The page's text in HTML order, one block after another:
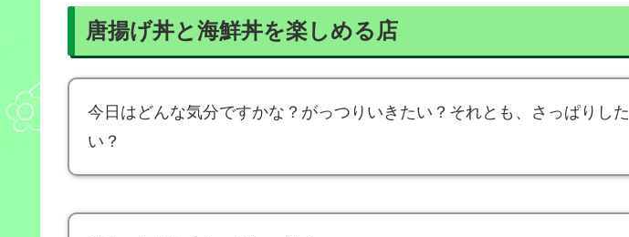
唐揚げ丼と海鮮丼を楽しめる店
今日はどんな気分ですかな？がっつりいきたい？それとも、さっぱりした
い？